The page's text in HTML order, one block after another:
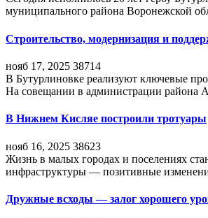
муниципального района Воронежской
Строительство, модернизация и
нояб 17, 2025 38714
В Бутурлиновке реализуют ключевые
На совещании в администрации района
В Нижнем Кисляе построили тротуары
нояб 16, 2025 38623
Жизнь в малых городах и поселениях
инфраструктуры — позитивные
Дружные всходы — залог хорошего